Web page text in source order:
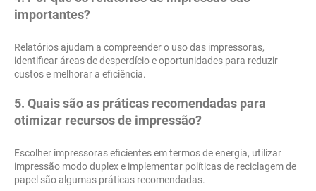
importantes?
Relatórios ajudam a compreender o uso das impressoras,
identificar áreas de desperdício e oportunidades para reduzir
custos e melhorar a eficiência.
5. Quais são as práticas recomendadas para
otimizar recursos de impressão?
Escolher impressoras eficientes em termos de energia, utilizar
impressão modo duplex e implementar políticas de reciclagem de
papel são algumas práticas recomendadas.